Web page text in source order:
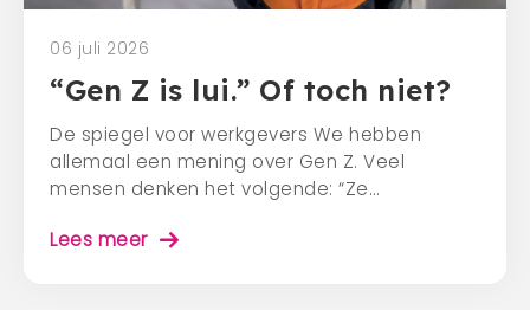
06 juli 2026
“Gen Z is lui.” Of toch niet?
De spiegel voor werkgevers We hebben
allemaal een mening over Gen Z. Veel
mensen denken het volgende: “Ze…
Lees meer